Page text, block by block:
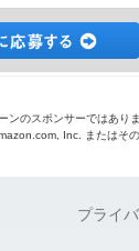
ンのスポンサーではあり
Inc. またはそ
プライ